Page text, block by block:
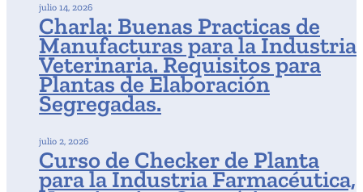
Charla: Buenas Practicas de
Manufacturas para la Industria
Veterinaria. Requisitos para
Plantas de Elaboración
Segregadas.
julio 14, 2026
Curso de Checker de Planta
para la Industria Farmacéutica,
julio 2, 2026